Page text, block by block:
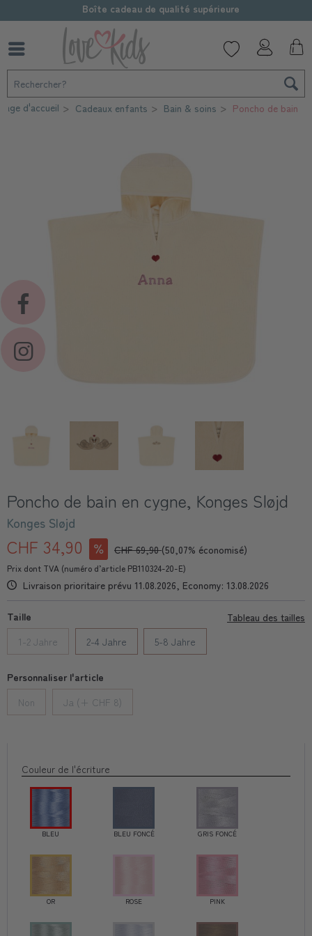
Boîte cadeau de qualité supérieure
d'accueil Cadeaux enfants Bain & soins Poncho de bain
Poncho de bain en cygne, Konges Sløjd
Konges Sløjd
CHF 34,90 CHF 69,90(50,07% économisé)
Prix dont TVA (numéro d’article PB110324-20-E)
Livraison prioritaire prévu 11.08.2026, Economy: 13.08.2026
Tableau des tailles
Taille
1-2 Jahre
2-4 Jahre 5-8 Jahre
Personnaliser l'article
Non
Ja (+ CHF 8)
Couleur de l'écriture
BLEU BLEU FONCÉ GRIS FONCÉ
OR ROSE PINK